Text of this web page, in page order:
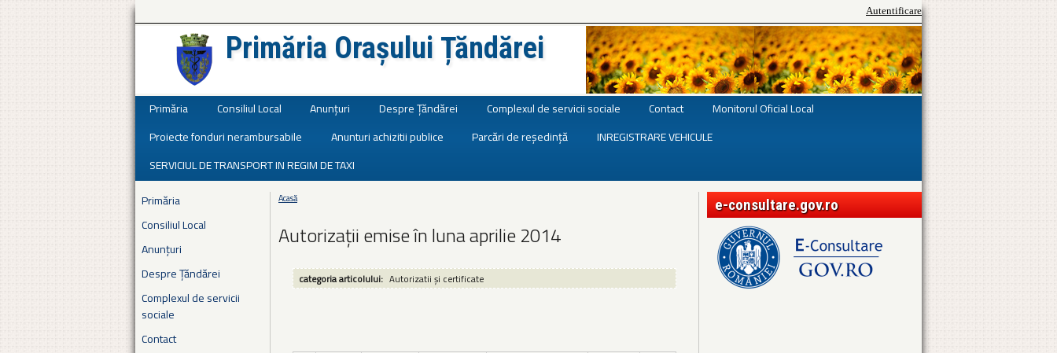
Autentificare
Primăria Orașului Țăndărei
Primăria Consiliul Local Anunțuri Despre Țăndărei Complexul de servicii sociale Contact
Monitorul Oficial Local
Proiecte fonduri nerambursabile
Anunturi achizitii publice Parcări de reședință
INREGISTRARE VEHICULE
SERVICIUL DE TRANSPORT IN REGIM DE TAXI
Primăria
Consiliul Local
Anunțuri
Despre Țăndărei
Complexul de servicii
sociale
Contact
Eşti aici
Acasă
Autorizații emise în luna aprilie 2014
categoria articolului: Autorizatii și certificate
e-consultare.gov.ro